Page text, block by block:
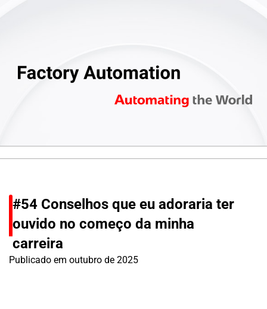
#54 Conselhos que eu adoraria ter
ouvido no começo da minha
carreira
Publicado em outubro de 2025